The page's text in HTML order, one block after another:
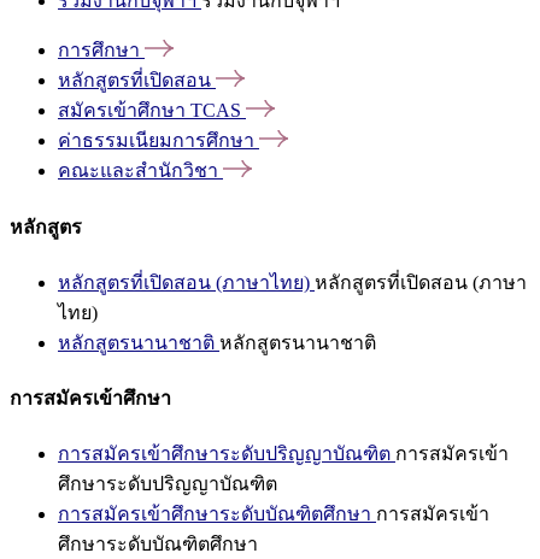
การศึกษา
หลักสูตรที่เปิดสอน
สมัครเข้าศึกษา TCAS
ค่าธรรมเนียมการศึกษา
คณะและสำนักวิชา
หลักสูตร
หลักสูตรที่เปิดสอน (ภาษาไทย) หลักสูตรที่เปิดสอน (ภาษา
ไทย)
หลักสูตรนานาชาติ หลักสูตรนานาชาติ
การสมัครเข้าศึกษา
การสมัครเข้าศึกษาระดับปริญญาบัณฑิต การสมัครเข้า
ศึกษาระดับปริญญาบัณฑิต
การสมัครเข้าศึกษาระดับบัณฑิตศึกษา การสมัครเข้า
ศึกษาระดับบัณฑิตศึกษา